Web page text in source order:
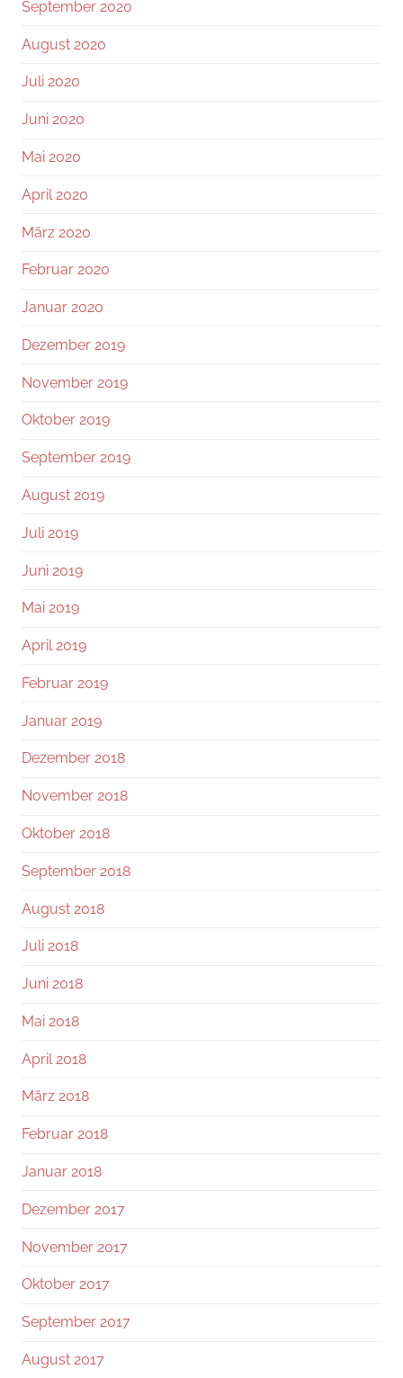
September 2020
August 2020
Juli 2020
Juni 2020
Mai 2020
April 2020
März 2020
Februar 2020
Januar 2020
Dezember 2019
November 2019
Oktober 2019
September 2019
August 2019
Juli 2019
Juni 2019
Mai 2019
April 2019
Februar 2019
Januar 2019
Dezember 2018
November 2018
Oktober 2018
September 2018
August 2018
Juli 2018
Juni 2018
Mai 2018
April 2018
März 2018
Februar 2018
Januar 2018
Dezember 2017
November 2017
Oktober 2017
September 2017
August 2017